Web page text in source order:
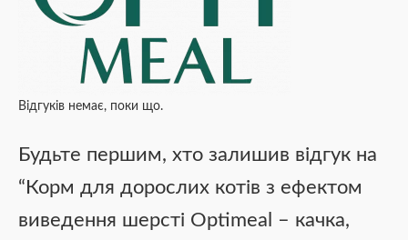
Відгуків немає, поки що.
Будьте першим, хто залишив відгук на
“Корм для дорослих котів з ефектом
виведення шерсті Optimeal – качка,